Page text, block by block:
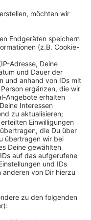
Denn Personen,
dürfen keine
Vergangenheit
Beuys werden
auf
Die Stadt will
mit
geehrt